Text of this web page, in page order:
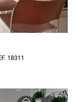
18311